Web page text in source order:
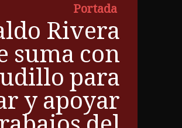
Portada
Rivera
suma con
para
y apoyar